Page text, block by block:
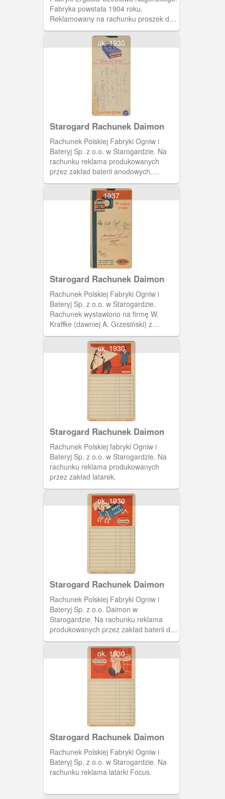
Fabryka powstała 1904 roku.
Reklamowany na rachunku proszek do
prania Sapon eksportowany był do
wielu krajów na całym świecie.
ok. 1930
Starogard Rachunek Daimon
Rachunek Polskiej Fabryki Ogniw i
Bateryj Sp. z o.o. w Starogardzie. Na
rachunku reklama produkowanych
przez zakład baterii anodowych.
Fakturę wystawiono dla firmy Rudolfa
Rojka z Rybnika.1937
Starogard Rachunek Daimon
Rachunek Polskiej Fabryki Ogniw i
Bateryj Sp. z o.o. w Starogardzie.
Rachunek wystawiono na firmę W.
Kraffke (dawniej A. Grzesiński) z
Chełmna.
ok. 1930
Starogard Rachunek Daimon
Rachunek Polskiej fabryki Ogniw i
Bateryj Sp. z o.o. w Starogardzie. Na
rachunku reklama produkowanych
przez zakład latarek.
ok. 1930
Starogard Rachunek Daimon
Rachunek Polskiej Fabryki Ogniw i
Bateryj Sp. z o.o. Daimon w
Starogardzie. Na rachunku reklama
produkowanych przez zakład baterii do
zasilania odbiorników radiowych
(anodówek).
ok. 1930
Starogard Rachunek Daimon
Rachunek Polskiej Fabryki Ogniw i
Bateryj Sp. z o.o. w Starogardzie. Na
rachunku reklama latarki Focus.